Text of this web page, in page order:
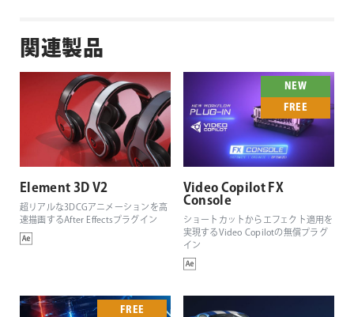
関連製品
Element 3D V2
超リアルな3DCGアニメーションを高
速描画するAfter Effectsプラグイン
NEW
FREE
Video Copilot FX
Console
ショートカットからエフェクト適用を
実現するVideo Copilotの無償プラグ
イン
FREE